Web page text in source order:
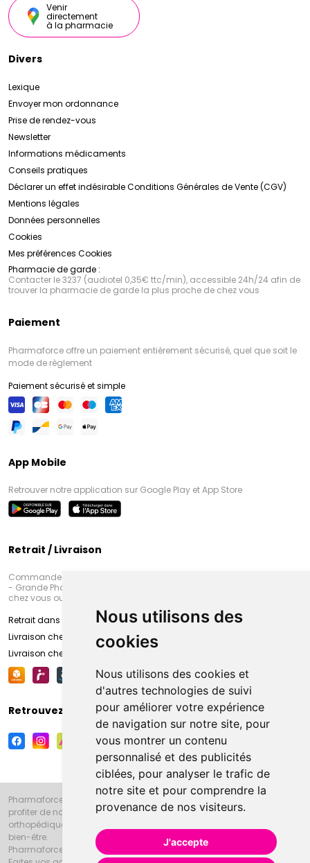
Nous utilisons des
cookies
Nous utilisons des cookies et
d'autres technologies de suivi
pour améliorer votre expérience
de navigation sur notre site, pour
vous montrer un contenu
personnalisé et des publicités
ciblées, pour analyser le trafic de
notre site et pour comprendre la
provenance de nos visiteurs.
J'accepte
Venir
directement
à la pharmacie
Divers
Lexique
Envoyer mon ordonnance
Prise de rendez-vous
Newsletter
Informations médicaments
Conseils pratiques
Déclarer un effet indésirableConditions Générales de Vente (CGV)
Mentions légales
Données personnelles
Cookies
Mes préférences Cookies
Pharmacie de garde :
Contacter le 3237 (audiotel 0,35€ ttc/min), accessible 24h/24 afin de
trouver la pharmacie de garde la plus proche de chez vous
Paiement
Pharmaforce offre un paiement entièrement sécurisé, quel que soit le
mode de règlement
Paiement sécurisé et simple
App Mobile
Retrouver notre application sur Google Play et App Store
Retrait / Livraison
Commandez en ligne et venez chercher votre commande à Amiens
- Grande Pharmacie d’Amiens (Fachon) ou recevez-là rapidement
chez vous ou en point retrait
Retrait dans la pharmacie d’Amiens
Livraison chez vous
Livraison chez votre commerçant
Retrouvez-nous sur vos réseaux sociaux
Pharmaforce.fr et la Grande Pharmacie d’Amiens vous souhaitent de
profiter de notre accueil, de nos conseils pharmaceutiques,
orthopédiques, homéopathiques, parapharmaceutiques, beauté et
bien-être.
Pharmaforce.fr est le site internet de la Grande Pharmacie d’Amiens.